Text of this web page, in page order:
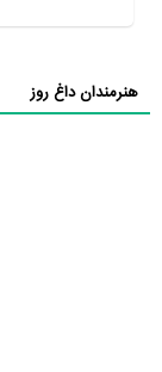
هنرمندان داغ روز